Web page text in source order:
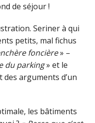
de séjour !
Seriner à qui
petits, mal fichus
foncière» –
du parking» et le
des arguments d’un
les bâtiments